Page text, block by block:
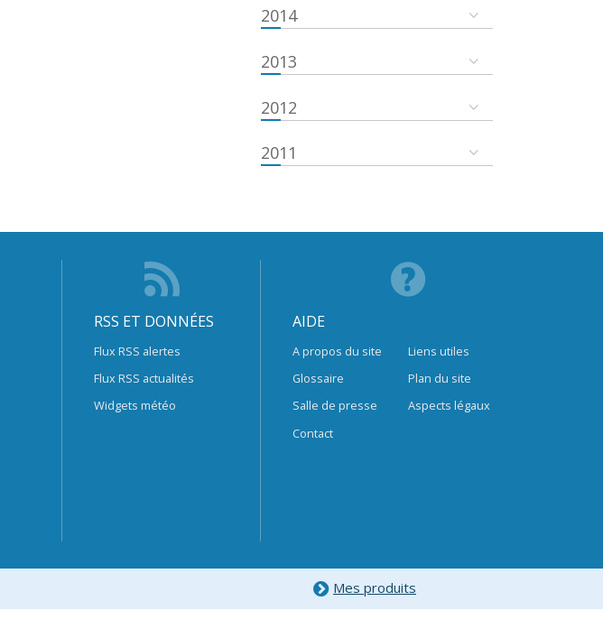
2014
2013
2012
2011
RSS ET DONNÉES
Flux RSS alertes
Flux RSS actualités
Widgets météo
AIDE
A propos du site
Glossaire
Salle de presse
Contact
Liens utiles
Plan du site
Aspects légaux
Mes produits